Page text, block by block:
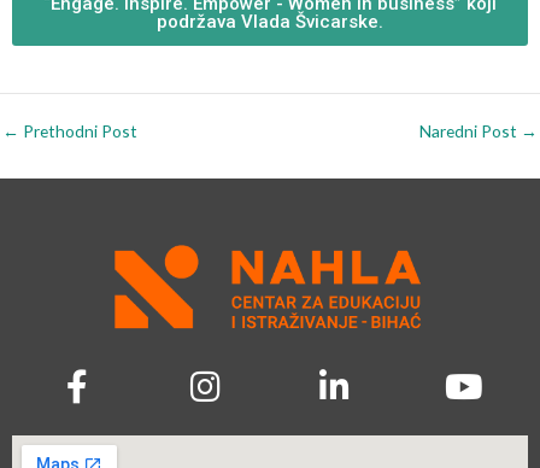
podržava Vlada Švicarske.
← Prethodni Post Naredni Post →